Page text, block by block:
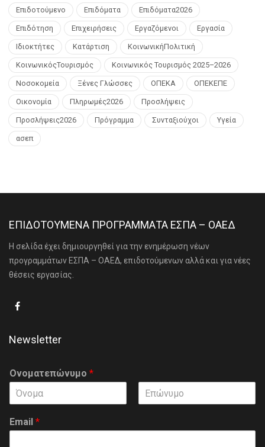
Επιδοτούμενο Επιδόματα Επιδόματα2026
Επιδότηση Επιχειρήσεις Εργαζόμενοι Εργασία
Ιδιοκτήτες Κατάρτιση ΚοινωνικήΠολιτική
ΚοινωνικόςΤουρισμός Κοινωνικός Τουρισμός 2025–2026
Νοσοκομεία Ξένες Γλώσσες ΟΠΕΚΑ ΟΠΕΚΕΠΕ
Οικονομία Πληρωμές2026 Προσλήψεις
Προσλήψεις2026 Πρόγραμμα Συνταξιούχοι Υγεία
ασεπ
ΕΠΙΔΟΤΟΥΜΕΝΑ ΠΡΟΓΡΑΜΜΑΤΑ ΕΣΠΑ – ΟΑΕΔ
Η σελίδα έχει δημιουργηθεί για την ενημέρωση νέων
προγραμμάτων ΕΣΠΑ – ΟΑΕΔ, επιδοτούμενων αλλά και για νέες
θέσεις εργασίας.
Newsletter
Ονοματεπώνυμο *
i
rEmail *